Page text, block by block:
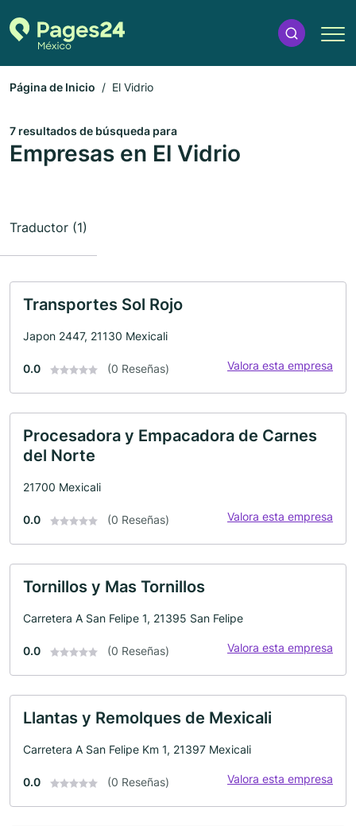
Página de Inicio El Vidrio
7 resultados de búsqueda para
Empresas en El Vidrio
Traductor (1)
Transportes Sol Rojo
Japon 2447, 21130 Mexicali
0.0 (0 Reseñas) Valora esta empresa
Procesadora y Empacadora de Carnes
del Norte
21700 Mexicali
0.0 (0 Reseñas) Valora esta empresa
Tornillos y Mas Tornillos
Carretera A San Felipe 1, 21395 San Felipe
0.0 (0 Reseñas) Valora esta empresa
Llantas y Remolques de Mexicali
Carretera A San Felipe Km 1, 21397 Mexicali
0.0 (0 Reseñas) Valora esta empresa